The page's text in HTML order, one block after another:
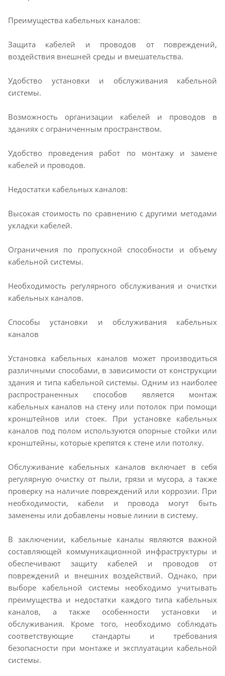
Преимущества кабельных каналов:
Защита кабелей и проводов от повреждений,
воздействия внешней среды и вмешательства.
Удобство установки и обслуживания кабельной
системы.
Возможность организации кабелей и проводов в
зданиях с ограниченным пространством.
Удобство проведения работ по монтажу и замене
кабелей и проводов.
Недостатки кабельных каналов:
Высокая стоимость по сравнению с другими методами
укладки кабелей.
Ограничения по пропускной способности и объему
кабельной системы.
Необходимость регулярного обслуживания и очистки
кабельных каналов.
Способы установки и обслуживания кабельных
каналов
Установка кабельных каналов может производиться
различными способами, в зависимости от конструкции
здания и типа кабельной системы. Одним из наиболее
распространенных способов является монтаж
кабельных каналов на стену или потолок при помощи
кронштейнов или стоек. При установке кабельных
каналов под полом используются опорные стойки или
кронштейны, которые крепятся к стене или потолку.
Обслуживание кабельных каналов включает в себя
регулярную очистку от пыли, грязи и мусора, а также
проверку на наличие повреждений или коррозии. При
необходимости, кабели и провода могут быть
заменены или добавлены новые линии в систему.
В заключении, кабельные каналы являются важной
составляющей коммуникационной инфраструктуры и
обеспечивают защиту кабелей и проводов от
повреждений и внешних воздействий. Однако, при
выборе кабельной системы необходимо учитывать
преимущества и недостатки каждого типа кабельных
каналов, а также особенности установки и
обслуживания. Кроме того, необходимо соблюдать
соответствующие стандарты и требования
безопасности при монтаже и эксплуатации кабельной
системы.